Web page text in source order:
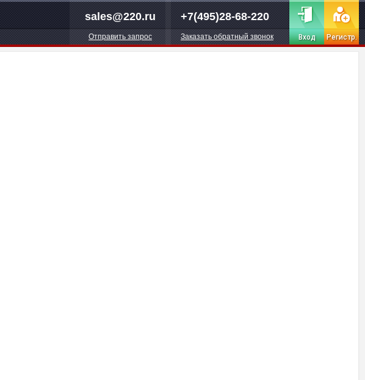
sales@220.ru
Отправить запрос
+7(495)28-68-220
Заказать обратный звонок Вход Регистр.